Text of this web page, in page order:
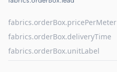
fabrics.orderBox.pricePerMeter
fabrics.orderBox.deliveryTime
fabrics.orderBox.unitLabel